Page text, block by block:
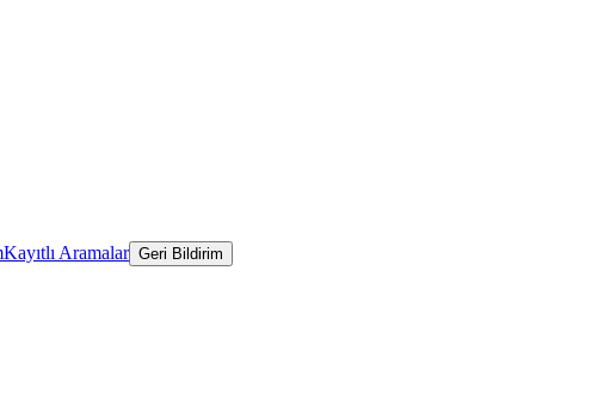
Kayıtlı Aramalar Geri Bildirim